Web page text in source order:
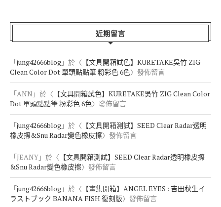
近期留言
「jung42666blog 」於〈 【文具開箱試色】KURETAKE吳竹 ZIG
Clean Color Dot 單頭點點筆 粉彩色 6色〉發佈留言
「ANN 」於〈 【文具開箱試色】KURETAKE吳竹 ZIG Clean Color
Dot 單頭點點筆 粉彩色 6色〉發佈留言
「jung42666blog 」於〈 【文具開箱測試】SEED Clear Radar透明
橡皮擦&Snu Radar變色橡皮擦〉發佈留言
「JEANY 」於〈 【文具開箱測試】SEED Clear Radar透明橡皮擦
&Snu Radar變色橡皮擦〉發佈留言
「jung42666blog 」於〈 【畫集開箱】ANGEL EYES : 吉田秋生イ
ラストブック BANANA FISH 復刻版〉發佈留言